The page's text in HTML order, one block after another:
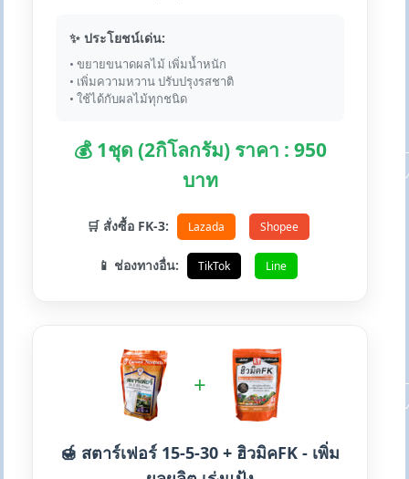
✨ ประโยชน์เด่น:
• ขยายขนาดผลไม้ เพิ่มน้ำหนัก
• เพิ่มความหวาน ปรับปรุงรสชาติ
• ใช้ได้กับผลไม้ทุกชนิด
💰 1ชุด (2กิโลกรัม) ราคา : 950
บาท
🛒 สั่งซื้อ FK-3: Lazada Shopee
📱 ช่องทางอื่น: TikTok Line
+
🍯 สตาร์เฟอร์ 15-5-30 + ฮิวมิคFK - เพิ่ม